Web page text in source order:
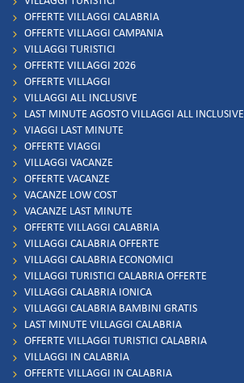
OFFERTE VILLAGGI CALABRIA
OFFERTE VILLAGGI CAMPANIA
VILLAGGI TURISTICI
OFFERTE VILLAGGI 2026
OFFERTE VILLAGGI
VILLAGGI ALL INCLUSIVE
LAST MINUTE AGOSTO VILLAGGI ALL INCLUSIVE
VIAGGI LAST MINUTE
OFFERTE VIAGGI
VILLAGGI VACANZE
OFFERTE VACANZE
VACANZE LOW COST
VACANZE LAST MINUTE
OFFERTE VILLAGGI CALABRIA
VILLAGGI CALABRIA OFFERTE
VILLAGGI CALABRIA ECONOMICI
VILLAGGI TURISTICI CALABRIA OFFERTE
VILLAGGI CALABRIA IONICA
VILLAGGI CALABRIA BAMBINI GRATIS
LAST MINUTE VILLAGGI CALABRIA
OFFERTE VILLAGGI TURISTICI CALABRIA
VILLAGGI IN CALABRIA
OFFERTE VILLAGGI IN CALABRIA